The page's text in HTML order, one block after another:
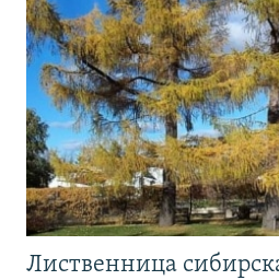
Лиственница